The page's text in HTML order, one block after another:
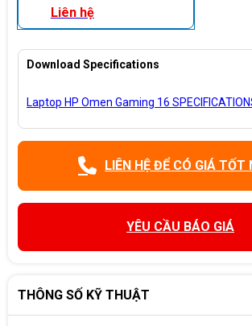
Liên hệ
Download Specifications
Laptop HP Omen Gaming 16
LIÊN HỆ ĐỂ CÓ GIÁ TỐT
YÊU CẦU BÁO GIÁ
THÔNG SỐ KỸ THUẬT